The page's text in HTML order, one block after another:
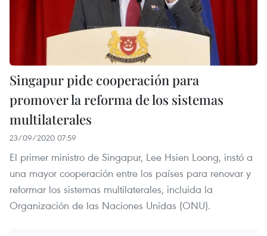
Singapur pide cooperación para
promover la reforma de los sistemas
multilaterales
23/09/2020 07:59
El primer ministro de Singapur, Lee Hsien Loong, instó a
una mayor cooperación entre los países para renovar y
reformar los sistemas multilaterales, incluida la
Organización de las Naciones Unidas (ONU).